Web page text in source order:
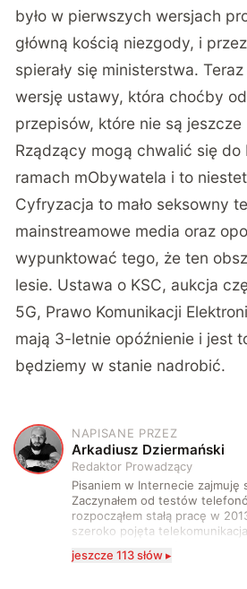
było w pierwszych wersjach
główną kością niezgody, i
spierały się ministerstwa.
wersję ustawy, która choćby
przepisów, które nie są jeszcze
Rządzący mogą chwalić się do
ramach mObywatela i to
Cyfryzacja to mało seksowny
mainstreamowe media oraz
wypunktować tego, że ten
lesie. Ustawa o KSC, aukcja
5G, Prawo Komunikacji
mają 3-letnie opóźnienie i jest
będziemy w stanie nadrobić.
A
NAPISANE PRZEZ
Arkadiusz Dziermański
Redaktor Prowadzący
Pisaniem w Internecie zajmuję
Zaczynałem od testów
rozpocząłem stałą pracę w
szeroko pojęta
wciągająca co telefony, a
że do urządzeń mobilnych
jeszcze 113 słów ▸